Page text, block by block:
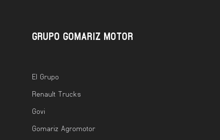
GRUPO GOMARIZ MOTOR
El Grupo
Renault Trucks
Govi
Gomariz Agromotor